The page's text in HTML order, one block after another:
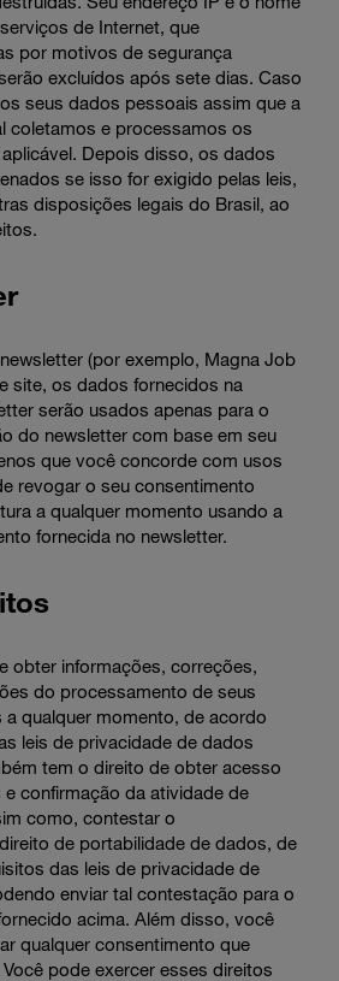
de Internet, que
por motivos de segurança
excluídos após sete dias. Caso
seus dados pessoais assim que a
coletamos e processamos os
Depois disso, os dados
se isso for exigido pelas leis,
disposições legais do Brasil, ao
(por exemplo, Magna Job
site, os dados fornecidos na
serão usados apenas para o
do newsletter com base em seu
que você concorde com usos
revogar o seu consentimento
a qualquer momento usando a
fornecida no newsletter.
obter informações, correções,
do processamento de seus
qualquer momento, de acordo
leis de privacidade de dados
tem o direito de obter acesso
confirmação da atividade de
como, contestar o
de portabilidade de dados, de
das leis de privacidade de
enviar tal contestação para o
acima. Além disso, você
qualquer consentimento que
pode exercer esses direitos